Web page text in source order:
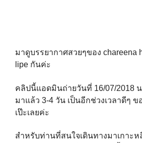
มาดูบรรยากาศสวยๆของ chareena
lipe กันค่ะ
คลิปนี้แอดมินถ่ายวันที่ 16/07/2018
มาแล้ว 3-4 วัน เป็นอีกช่วงเวลาดีๆ
เป๊ะเลยค่ะ
สำหรับท่านที่สนใจเดินทางมาเกาะห